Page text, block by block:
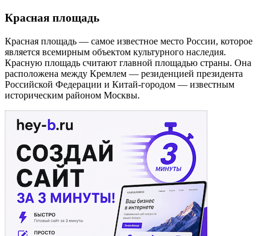
Красная площадь
Красная площадь — самое известное место России, которое
является всемирным объектом культурного наследия.
Красную площадь считают главной площадью страны. Она
расположена между Кремлем — резиденцией президента
Российской Федерации и Китай-городом — известным
историческим районом Москвы.